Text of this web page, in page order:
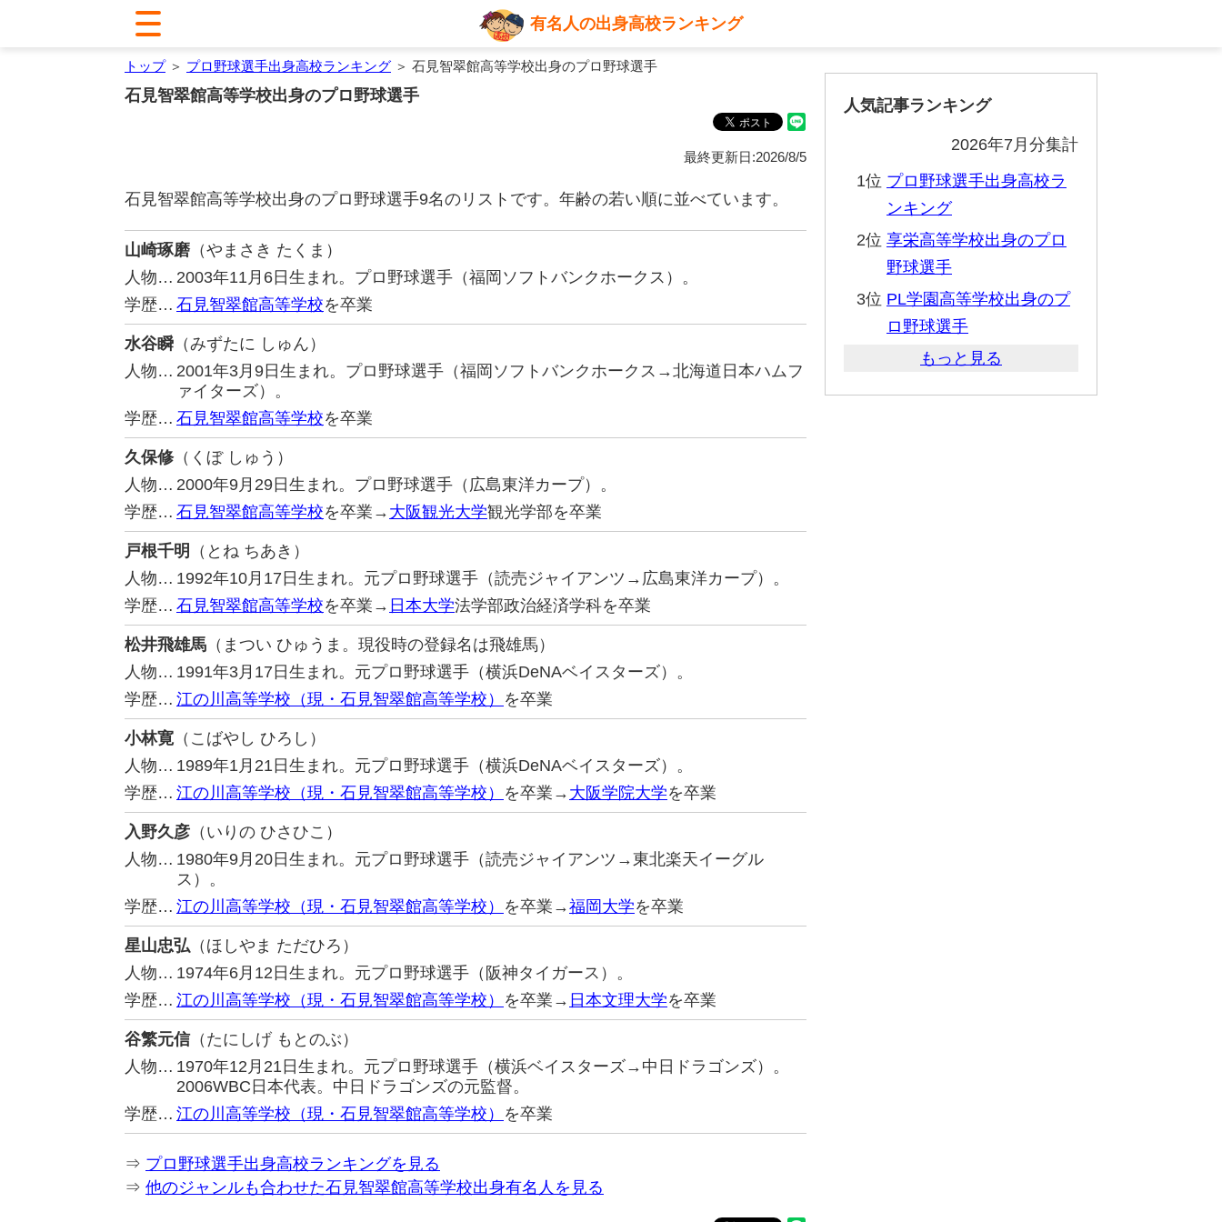
有名人の出身高校ランキング
トップ＞ プロ野球選手出身高校ランキング ＞ 石見智翠館高等学校出身のプロ野球選手
石見智翠館高等学校出身のプロ野球選手
最終更新日:2026/8/5
石見智翠館高等学校出身のプロ野球選手9名のリストです。年齢の若い順に並べています。
山崎琢磨（やまさき たくま）
人物… 2003年11月6日生まれ。プロ野球選手（福岡ソフトバンクホークス）。
学歴… 石見智翠館高等学校を卒業
水谷瞬 （みずたに しゅん）
人物… 2001年3月9日生まれ。プロ野球選手（福岡ソフトバンクホークス→北海道日本ハムフ
ァイターズ）。
学歴… 石見智翠館高等学校を卒業
久保修（くぼ しゅう）
人物… 2000年9月29日生まれ。プロ野球選手（広島東洋カープ）。
学歴… 石見智翠館高等学校を卒業→ 大阪観光大学観光学部を卒業
戸根千明
（とね ちあき）
人物… 1992年10月17日生まれ。元プロ野球選手（読売ジャイアンツ→広島東洋カープ）。
学歴… 石見智翠館高等学校を卒業→ 日本大学法学部政治経済学科を卒業
松井飛雄馬 （まつい ひゅうま。現役時の登録名は飛雄馬）
人物… 1991年3月17日生まれ。元プロ野球選手（横浜DeNAベイスターズ）。
学歴… 江の川高等学校（現・石見智翠館高等学校） を卒業
小林寛（こばやし ひろし）
人物… 1989年1月21日生まれ。元プロ野球選手（横浜DeNAベイスターズ）。
学歴… 江の川高等学校（現・石見智翠館高等学校） を卒業→ 大阪学院大学を卒業
入野久彦 （いりの ひさひこ）
人物… 1980年9月20日生まれ。元プロ野球選手（読売ジャイアンツ→東北楽天イーグル
ス）。
学歴… 江の川高等学校（現・石見智翠館高等学校） を卒業→福岡大学を卒業
星山忠弘 （ほしやま ただひろ）
人物… 1974年6月12日生まれ。元プロ野球選手（阪神タイガース）。
学歴… 江の川高等学校（現・石見智翠館高等学校） を卒業→ 日本文理大学を卒業
谷繁元信（たにしげ もとのぶ）
人物… 1970年12月21日生まれ。元プロ野球選手（横浜ベイスターズ→中日ドラゴンズ）。
2006WBC日本代表。中日ドラゴンズの元監督。
学歴… 江の川高等学校（現・石見智翠館高等学校） を卒業
⇒ プロ野球選手出身高校ランキングを見る
⇒ 他のジャンルも合わせた石見智翠館高等学校出身有名人を見る
人気記事ランキング
2026年7月分集計
1位 プロ野球選手出身高校ラ
ンキング
2位 享栄高等学校出身のプロ
野球選手
3位 PL学園高等学校出身のプ
ロ野球選手
もっと見る